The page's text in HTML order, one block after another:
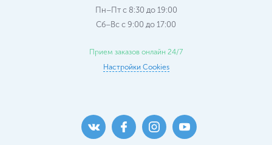
Пн–Пт с 8:30 до 19:00
Сб–Вс c 9:00 до 17:00
Прием заказов онлайн 24/7
Настройки Cookies